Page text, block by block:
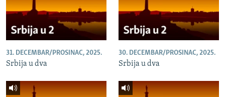
31. DECEMBAR/PROSINAC, 2025.
Srbija u dva
30. DECEMBAR/PROSINAC, 2025.
Srbija u dva